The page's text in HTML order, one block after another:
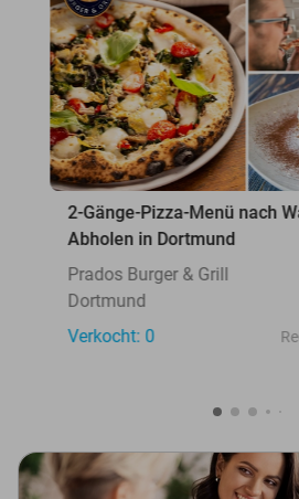
2-Gänge-Pizza-Menü nach
Abholen in Dortmund
Prados Burger & Grill
Dortmund
Verkocht: 0